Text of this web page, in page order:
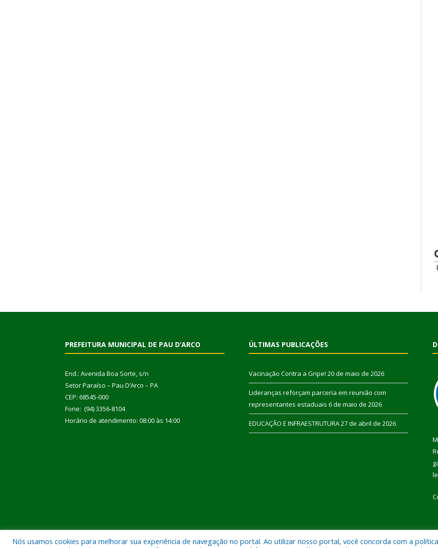
PREFEITURA MUNICIPAL DE PAU D’ARCO
End.: Avenida Boa Sorte, s/n
Setor Paraíso – Pau D’Arco – PA
CEP: 68545-000
Fone: (94) 3356-8104
Horário de atendimento: 08:00 às 14:00
ÚLTIMAS PUBLICAÇÕES
Vacinação Contra a Gripe! 20 de maio de 2026
Lideranças reforçam parceria em reunião com
representantes estaduais 6 de maio de 2026
EDUCAÇÃO E INFRAESTRUTURA27 de abril de 2026
Nós usamos cookies para melhorar sua experiência de navegação no portal. Ao utilizar nosso portal, você concorda com a